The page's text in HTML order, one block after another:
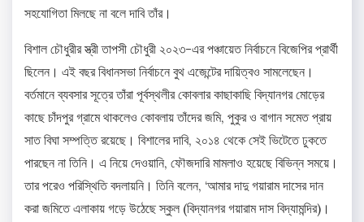
সহযোগিতা মিলছে না বলে দাবি তাঁর।
বিশাল চৌধুরীর স্ত্রী তাপসী চৌধুরী ২০২৩-এর পঞ্চায়েত নির্বাচনে বিজেপির প্রার্থী
ছিলেন। এই বছর বিধানসভা নির্বাচনে বুথ এজেন্টের দায়িত্বও সামলেছেন।
বর্তমানে ব্যবসার সূত্রে তাঁরা পূর্বস্থলীর কোবলার কাছাকাছি বিদ্যানগর মোড়ের
কাছে চাঁদপুর গ্রামে থাকলেও কোবলায় তাঁদের জমি, পুকুর ও বাগান সমেত প্রায়
সাত বিঘা সম্পত্তি রয়েছে। বিশালের দাবি, ২০১৪ থেকে সেই ভিটেতে ঢুকতে
পারছেন না তিনি। এ নিয়ে দেওয়ানি, ফৌজদারি মামলাও হয়েছে বিভিন্ন সময়ে।
তার পরেও পরিস্থিতি বদলায়নি। তিনি বলেন, ‘আমার দাদু গয়ারাম দাসের দান
করা জমিতে এলাকায় গড়ে উঠেছে স্কুল (বিদ্যানগর গয়ারাম দাস বিদ্যামন্দির)।